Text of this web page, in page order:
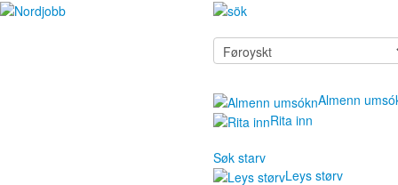
Almenn
Rita inn
Søk starv
Leys størv